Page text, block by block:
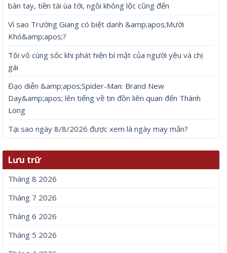
bàn tay, tiền tài ùa tới, ngồi không lộc cũng đến
Vì sao Trường Giang có biệt danh &amp;apos;Mười
Khó&amp;apos;?
Tôi vô cùng sốc khi phát hiện bí mật của người yêu và chị
gái
Đạo diễn &amp;apos;Spider-Man: Brand New
Day&amp;apos; lên tiếng về tin đồn liên quan đến Thành
Long
Tại sao ngày 8/8/2026 được xem là ngày may mắn?
Lưu trữ
Tháng 8 2026
Tháng 7 2026
Tháng 6 2026
Tháng 5 2026